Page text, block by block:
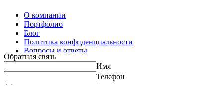
О компании
Портфолио
Блог
Политика конфиденциальности
Вопросы и ответы
Контакты
Обратная связь
Имя
Телефон